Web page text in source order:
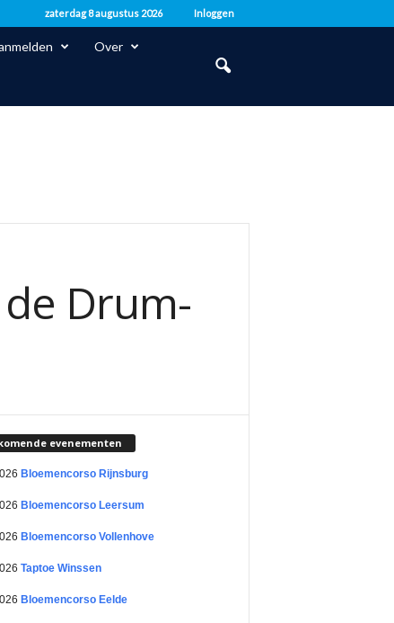
zaterdag 8 augustus 2026 Inloggen
Over
Drum-
evenementen
Bloemencorso Rijnsburg
Bloemencorso Leersum
Bloemencorso Vollenhove
Taptoe Winssen
Bloemencorso Eelde